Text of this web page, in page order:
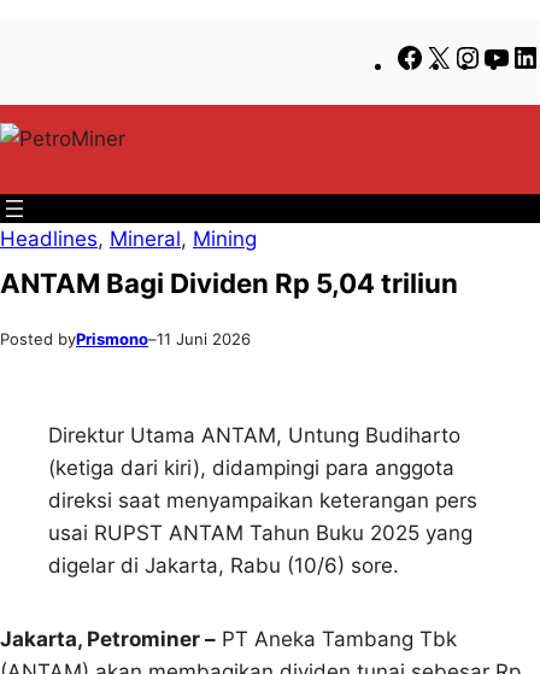
konten
content
Facebook
X
Headlines, Mineral, Mining
ANTAM Bagi Dividen Rp 5,04 triliun
Posted byPrismono–11 Juni 2026
Direktur Utama ANTAM, Untung Budiharto
(ketiga dari kiri), didampingi para anggota
direksi saat menyampaikan keterangan pers
usai RUPST ANTAM Tahun Buku 2025 yang
digelar di Jakarta, Rabu (10/6) sore.
Jakarta, Petrominer – PT Aneka Tambang Tbk